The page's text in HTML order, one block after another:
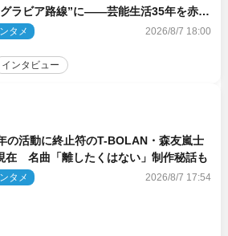
グラビア路線”に――芸能生活35年を赤
に語る 27年ぶりに写真集発売
タメ 2026/8/7 18:00
インタビュー
の活動に終止符のT-BOLAN・森友嵐士
在 名曲「離したくはない」制作秘話も
タメ 2026/8/7 17:54